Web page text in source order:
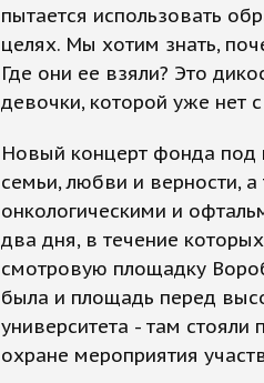
пытается использовать
целях. Мы хотим знать,
Где они ее взяли? Это
девочки, которой уже нет
Новый концерт фонда под
семьи, любви и верности,
онкологическими и
два дня, в течение
смотровую площадку
была и площадь перед
университета - там
охране мероприятия